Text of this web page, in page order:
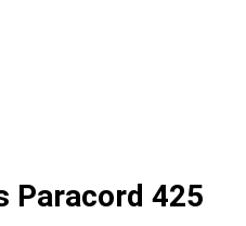
Paracord 425